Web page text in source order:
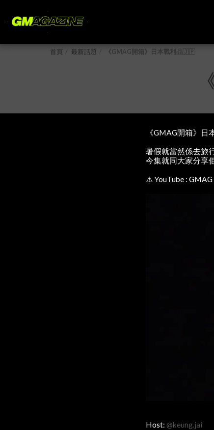
首頁 最新話題 《GMAG開箱》日本戰利品🇯🇵
《GMAG開箱》
暑假就當然係去旅
今集就同大家分享
⚠️ YouTube :
Host: @keung.jai